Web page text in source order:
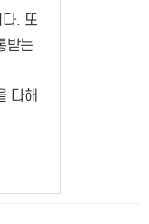
. 또
받는
다해